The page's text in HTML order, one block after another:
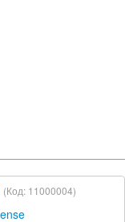
(Код: 11000004)